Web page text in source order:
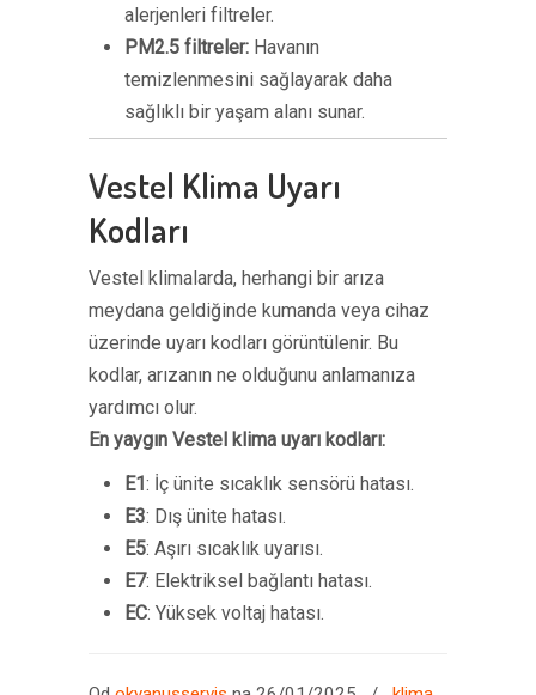
alerjenleri filtreler.
PM2.5 filtreler: Havanın
temizlenmesini sağlayarak daha
sağlıklı bir yaşam alanı sunar.
Vestel Klima Uyarı
Kodları
Vestel klimalarda, herhangi bir arıza
meydana geldiğinde kumanda veya cihaz
üzerinde uyarı kodları görüntülenir. Bu
kodlar, arızanın ne olduğunu anlamanıza
yardımcı olur.
En yaygın Vestel klima uyarı kodları:
E1: İç ünite sıcaklık sensörü hatası.
E3: Dış ünite hatası.
E5: Aşırı sıcaklık uyarısı.
E7: Elektriksel bağlantı hatası.
EC: Yüksek voltaj hatası.